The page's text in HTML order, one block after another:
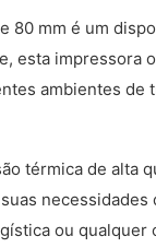
80 mm é um
esta
ambientes
térmica de
ou